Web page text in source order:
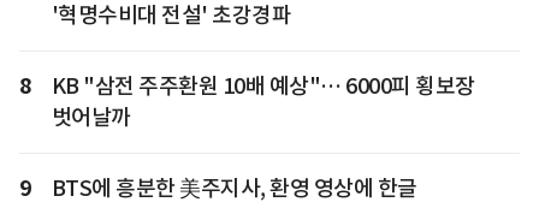
'혁명수비대 전설' 초강경파
8
KB "삼전 주주환원 10배 예상"… 6000피 횡보장
벗어날까
9
BTS에 흥분한 美주지사, 환영 영상에 한글